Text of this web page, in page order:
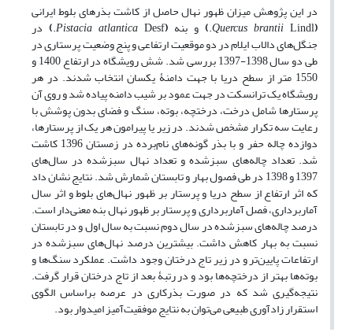
در این پژوهش میزان ظهور نهال حاصل از کاشت بذرهای بلوط ایرانی
(
Quercus brantii Lindl.
) و بنه (
Pistacia atlantica Desf.
) در
جنگل‌های دالاب ایلام در دو موقعیت ارتفاعی و پنج وضعیت پرستاری در
طی دو سال 1398-1397 بررسی شد. شش رویشگاه در ارتفاع 1400 و
1550 متر از سطح دریا با جهت دامنۀ یکسان انتخاب شدند. در هر
رویشگاه یک ترانسکت در جهت عمود بر شیب دامنه پیاده شد و روی آن
پرستارها شامل درخت، درختچه، بوته، سنگ و فضای بدون پوشش با
رعایت سه تکرار مشخص شدند. در زیر یا پیرامون هر یک از پرستارها،
دوازده چاله حفر و با بذر گونه‌های نام‌برده در زمستان 1396 کاشت
شد. تعداد چاله‌های سبزشده و تعداد نهال سبزشده در سال‌های
1397 و 1398 در طی فصول بهار و تابستان شمارش شد. نتایج نشان داد
که اثر ارتفاع از سطح دریا و پرستار بر ظهور نهال‌های بلوط و اثر سال
آماربرداری، فصل آماربرداری و پرستار بر ظهور نهال بنه معنی‌دار است.
درصد چاله‌های سبزشده در سال دوم نسبت به سال اول و در تابستان
نسبت به بهار کاهش داشت. بیشترین درصد نهال‌های سبزشده در
ارتفاعات پایین‌تر و در زیر تاج درختان وجود داشت. عملکرد سنگ‌ها و
بوته‌ها بهتر از درختچه‌ها بود و در رتبۀ بعد از تاج درختان قرار گرفت.
نتیجه‌گیری شد که در صورت بذرکاری در عرصه براساس الگوی
استقرار زادآوری طبیعی می‌توان به نتایج موفقیت‌آمیز امیدوار بود.